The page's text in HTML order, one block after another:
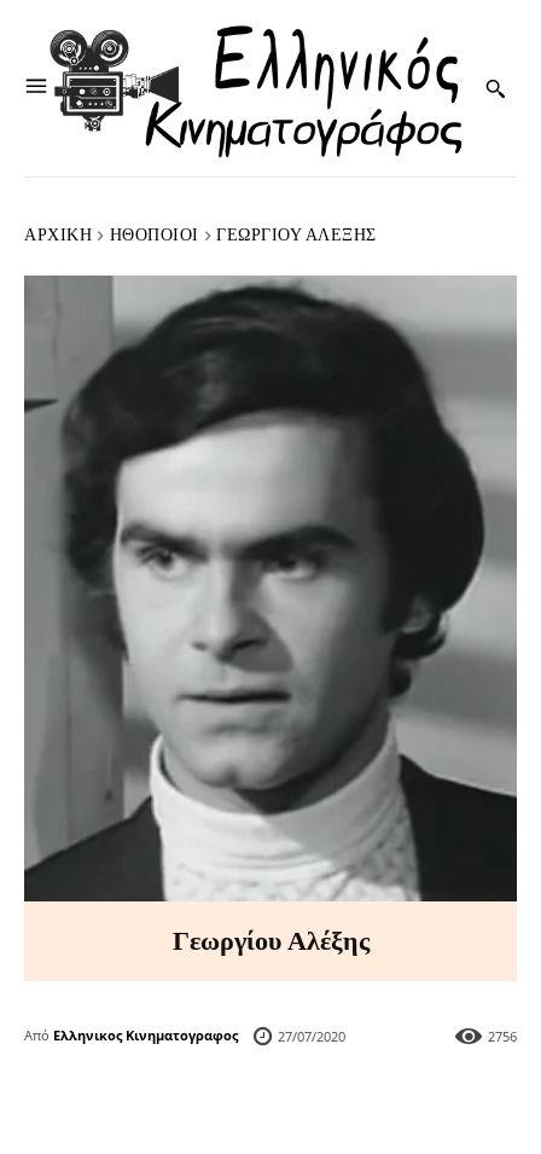
ΑΡΧΙΚΉ HΘΟΠΟΙΟΊ ΓΕΩΡΓΊΟΥ ΑΛΈΞΗΣ
Γεωργίου Αλέξης
Από Ελληνικος Κινηματογραφος 27/07/2020 2756